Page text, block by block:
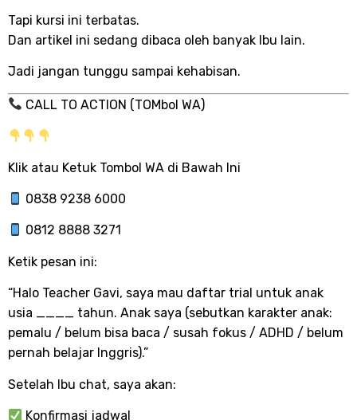
Tapi kursi ini terbatas.
Dan artikel ini sedang dibaca oleh banyak Ibu lain.
Jadi jangan tunggu sampai kehabisan.
CALL TO ACTION (TOMbol WA)
Klik atau Ketuk Tombol WA di Bawah Ini
0838 9238 6000
0812 8888 3271
Ketik pesan ini:
“Halo Teacher Gavi, saya mau daftar trial untuk anak
usia ____ tahun. Anak saya (sebutkan karakter anak:
pemalu / belum bisa baca / susah fokus / ADHD / belum
pernah belajar Inggris).”
Setelah Ibu chat, saya akan:
Konfirmasi jadwal